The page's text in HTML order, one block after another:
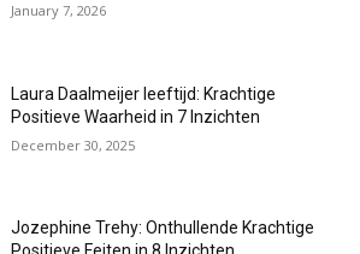
January 7, 2026
Laura Daalmeijer leeftijd: Krachtige
Positieve Waarheid in 7 Inzichten
December 30, 2025
Jozephine Trehy: Onthullende Krachtige